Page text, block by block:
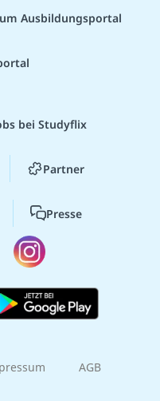
Ausbildungsportal
bei Studyflix
Partner
Presse
AGB